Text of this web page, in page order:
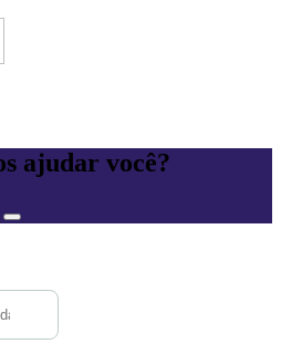
ajudar você?